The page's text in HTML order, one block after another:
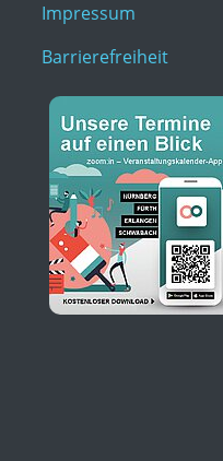
Impressum
Barrierefreiheit